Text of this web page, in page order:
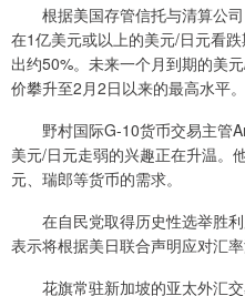
根据美国存管信托与清算公司
在1亿美元或以上的美元/日元看
出约50%。未来一个月到期的美
价攀升至2月2日以来的最高水平。
野村国际G-10货币交易主管
美元/日元走弱的兴趣正在升温。
元、瑞郎等货币的需求。
在自民党取得历史性选举胜利
表示将根据美日联合声明应对汇
花旗常驻新加坡的亚太外汇交